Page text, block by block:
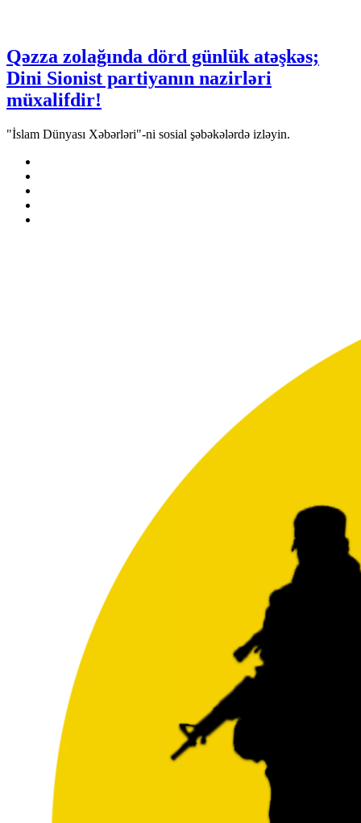
Qəzza zolağında dörd günlük atəşkəs;
Dini Sionist partiyanın nazirləri
müxalifdir!
"İslam Dünyası Xəbərləri"-ni sosial şəbəkələrdə izləyin.